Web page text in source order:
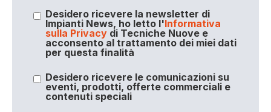
Desidero ricevere la newsletter di
Impianti News, ho letto l'Informativa
sulla Privacydi Tecniche Nuove e
acconsento al trattamento dei miei dati
per questa finalità
Desidero ricevere le comunicazioni su
eventi, prodotti, offerte commerciali e
contenuti speciali